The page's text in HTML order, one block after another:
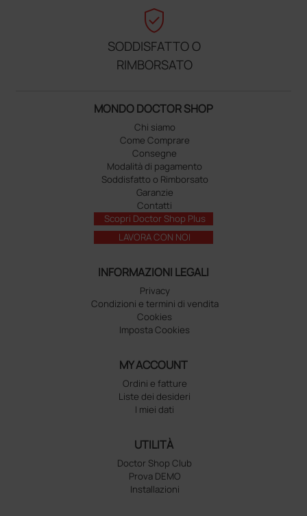
verified_user
SODDISFATTO O
RIMBORSATO
MONDO DOCTOR SHOP
Chi siamo
Come Comprare
Consegne
Modalità di pagamento
Soddisfatto o Rimborsato
Garanzie
Contatti
Scopri Doctor Shop Plus
LAVORA CON NOI
INFORMAZIONI LEGALI
Privacy
Condizioni e termini di vendita
Cookies
Imposta Cookies
MY ACCOUNT
Ordini e fatture
Liste dei desideri
I miei dati
UTILITÀ
Doctor Shop Club
Prova DEMO
Installazioni